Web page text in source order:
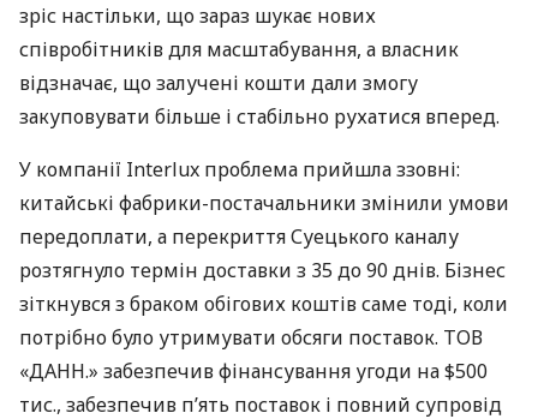
зріс настільки, що зараз шукає нових
співробітників для масштабування, а власник
відзначає, що залучені кошти дали змогу
закуповувати більше і стабільно рухатися вперед.
У компанії Interlux проблема прийшла ззовні:
китайські фабрики-постачальники змінили умови
передоплати, а перекриття Суецького каналу
розтягнуло термін доставки з 35 до 90 днів. Бізнес
зіткнувся з браком обігових коштів саме тоді, коли
потрібно було утримувати обсяги поставок. ТОВ
«ДАНН.» забезпечив фінансування угоди на $500
тис., забезпечив п’ять поставок і повний супровід